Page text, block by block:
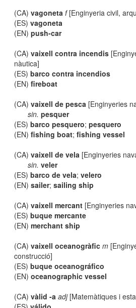
(CA)vagoneta f[Enginyeria civil,
(ES)vagoneta
(EN)push-car
(CA)vaixell contra incendis
nàutica]
(ES)barco contra incendios
(EN)fireboat
(CA)vaixell de pesca [Enginyeries
sin. pesquer
(ES)barco pesquero;pesquero
(EN)fishing boat;fishing vessel
(CA)vaixell de vela [Enginyeries
sin. veler
(ES)barco de vela;velero
(EN)sailer;sailing ship
(CA)vaixell mercant [Enginyeries
(ES)buque mercante
(EN)merchant ship
(CA)vaixell oceanogràfic m
construcció]
(ES)buque oceanográfico
(EN)oceanographic vessel
(CA)vàlid -a adj[Matemàtiques i